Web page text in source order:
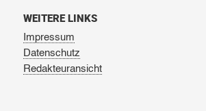
WEITERE LINKS
Impressum
Datenschutz
Redakteuransicht